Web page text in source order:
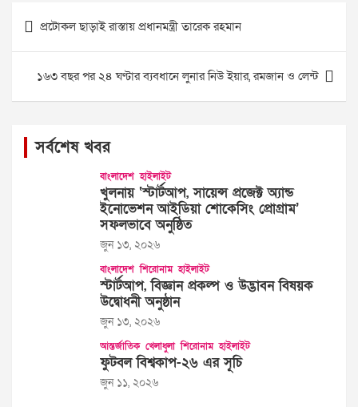
Post
navigation
প্রটোকল ছাড়াই রাস্তায় প্রধানমন্ত্রী তারেক রহমান
১৬৩ বছর পর ২৪ ঘণ্টার ব্যবধানে লুনার নিউ ইয়ার, রমজান ও লেন্ট
সর্বশেষ খবর
বাংলাদেশ হাইলাইট
খুলনায় ‘স্টার্টআপ, সায়েন্স প্রজেক্ট অ্যান্ড
ইনোভেশন আইডিয়া শোকেসিং প্রোগ্রাম’
সফলভাবে অনুষ্ঠিত
জুন ১৩, ২০২৬
বাংলাদেশ শিরোনাম হাইলাইট
স্টার্টআপ, বিজ্ঞান প্রকল্প ও উদ্ভাবন বিষয়ক
উদ্বোধনী অনুষ্ঠান
জুন ১৩, ২০২৬
আন্তর্জাতিক খেলাধুলা শিরোনাম হাইলাইট
ফুটবল বিশ্বকাপ-২৬ এর সূচি
জুন ১১, ২০২৬